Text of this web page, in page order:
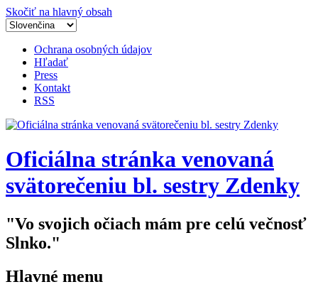
Skočiť na hlavný obsah
Ochrana osobných údajov
Hľadať
Press
Kontakt
RSS
Oficiálna stránka venovaná
svätorečeniu bl. sestry Zdenky
"Vo svojich očiach mám pre celú večnosť
Slnko."
Hlavné menu